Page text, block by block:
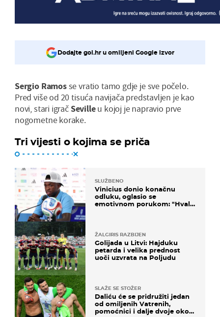
Dodajte gol.hr u omiljeni Google izvor
Sergio Ramosse vratio tamo gdje je sve počelo.
Pred više od 20 tisuća navijača predstavljen je kao
novi, stari igračSevilleu kojoj je napravio prve
nogometne korake.
Tri vijesti o kojima se priča
SLUŽBENO
Vinicius donio konačnu
odluku, oglasio se
emotivnom porukom: "Hvala
ŽALGIRIS RAZBIJEN
Golijada u Litvi: Hajduku
petarda i velika prednost
uoči uzvrata na Poljudu
SLAŽE SE STOŽER
Daliću će se pridružiti jedan
od omiljenih Vatrenih,
pomoćnici i dalje dvoje oko